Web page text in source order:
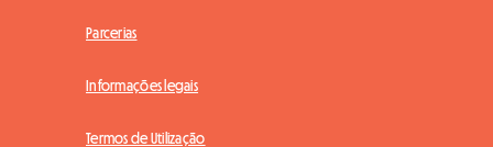
Parcerias
Informações legais
Termos de Utilização